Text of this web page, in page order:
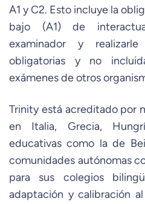
A1 y C2. Esto incluye la
bajo (A1) de
examinador y realizarle
obligatorias y no
exámenes de otros
Trinity está acreditado por
en Italia, Grecia,
educativas como la de
comunidades autónomas
para sus colegios
adaptación y calibración